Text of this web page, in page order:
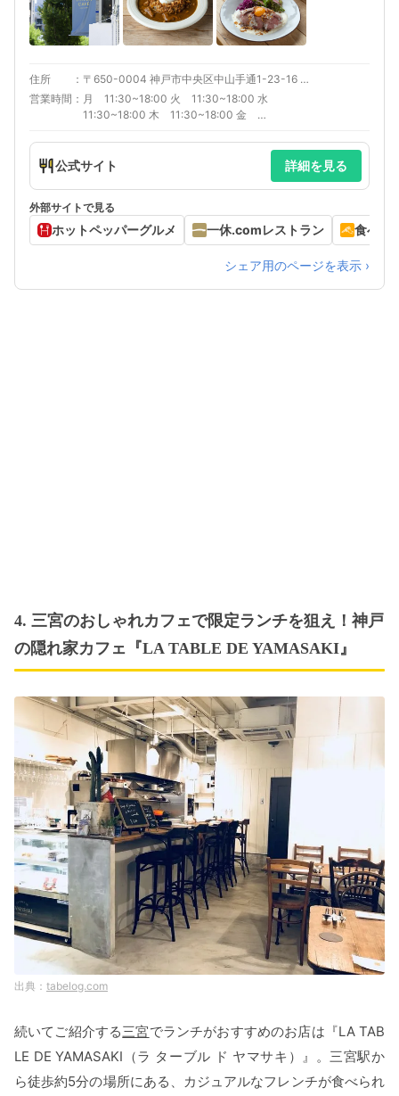
住所
〒650-0004 神戸市中央区中山手通1-23-16 ２Ｆ
営業時間
月 11:30~18:00 火 11:30~18:00 水
11:30~18:00 木 11:30~18:00 金
11:00~19:00
公式サイト 詳細を見る
外部サイトで見る
ホットペッパーグルメ 一休.comレストラン 食べロ
シェア用のページを表示 ›
4. 三宮のおしゃれカフェで限定ランチを狙え！神戸
の隠れ家カフェ『LA TABLE DE YAMASAKI』
tabelog.com
続いてご紹介する三宮でランチがおすすめのお店は『LA TAB
LE DE YAMASAKI（ラ ターブル ド ヤマサキ）』。三宮駅か
ら徒歩約5分の場所にある、カジュアルなフレンチが食べられ